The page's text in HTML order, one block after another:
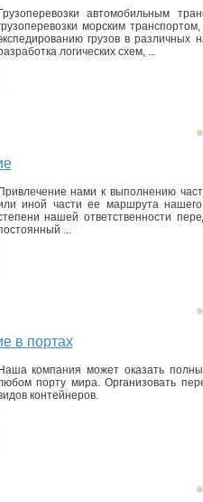
Грузоперевозки автомобильным
морским
грузов в
логических схем, ...
Привлечение нами к выполнению
иной части ее маршрута нашего
нашей ответственности
...
в портах
Наша компания может оказать
порту мира. Организовать
контейнеров.